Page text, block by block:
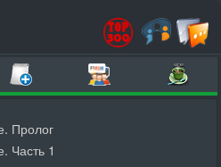
Пролог
Часть 1